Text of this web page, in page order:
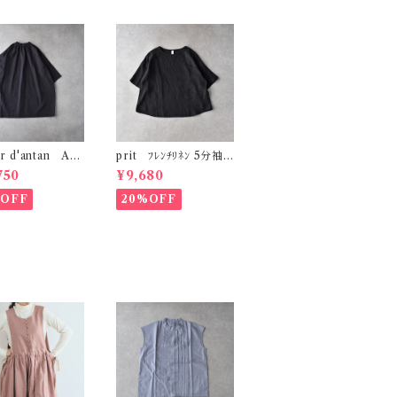
d'antan Aub
ﾝﾁｭﾆｯｸ (ﾀﾞｰｸ
prit ﾌﾚﾝﾁﾘﾈﾝ 5分袖
ﾌﾟﾙｵｰﾊﾞｰ (ｸﾛ) P826
43
¥9,680
20%OFF